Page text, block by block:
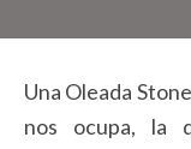
Una Oleada
nos ocupa, la